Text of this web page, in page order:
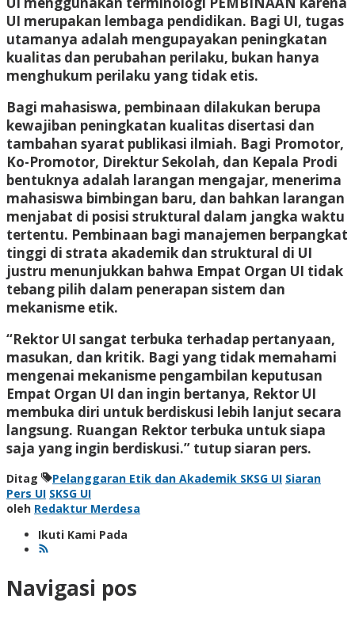
UI merupakan lembaga pendidikan. Bagi UI, tugas
utamanya adalah mengupayakan peningkatan
kualitas dan perubahan perilaku, bukan hanya
menghukum perilaku yang tidak etis.
Bagi mahasiswa, pembinaan dilakukan berupa
kewajiban peningkatan kualitas disertasi dan
tambahan syarat publikasi ilmiah. Bagi Promotor,
Ko-Promotor, Direktur Sekolah, dan Kepala Prodi
bentuknya adalah larangan mengajar, menerima
mahasiswa bimbingan baru, dan bahkan larangan
menjabat di posisi struktural dalam jangka waktu
tertentu. Pembinaan bagi manajemen berpangkat
tinggi di strata akademik dan struktural di UI
justru menunjukkan bahwa Empat Organ UI tidak
tebang pilih dalam penerapan sistem dan
mekanisme etik.
“Rektor UI sangat terbuka terhadap pertanyaan,
masukan, dan kritik. Bagi yang tidak memahami
mengenai mekanisme pengambilan keputusan
Empat Organ UI dan ingin bertanya, Rektor UI
membuka diri untuk berdiskusi lebih lanjut secara
langsung. Ruangan Rektor terbuka untuk siapa
saja yang ingin berdiskusi.” tutup siaran pers.
Ditag Pelanggaran Etik dan Akademik SKSG UI Siaran
Pers UI SKSG UI
oleh Redaktur Merdesa
Ikuti Kami Pada
Navigasi pos